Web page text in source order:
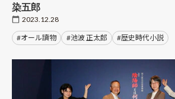
染五郎
2023.12.28
#オール讀物 #池波 正太郎 #歴史時代小説